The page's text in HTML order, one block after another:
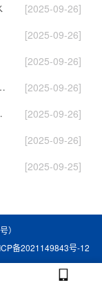
[2025-09-26]
[2025-09-26]
[2025-09-26]
移动养护室厂家
[2025-09-26]
作方法
[2025-09-26]
[2025-09-26]
[2025-09-25]
）
备2021149843号-12